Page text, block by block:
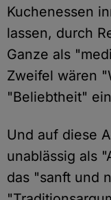
Kuchenessen
lassen, durch
Ganze als
Zweifel wären
"Beliebtheit"
Und auf diese
unablässig als
das "sanft und